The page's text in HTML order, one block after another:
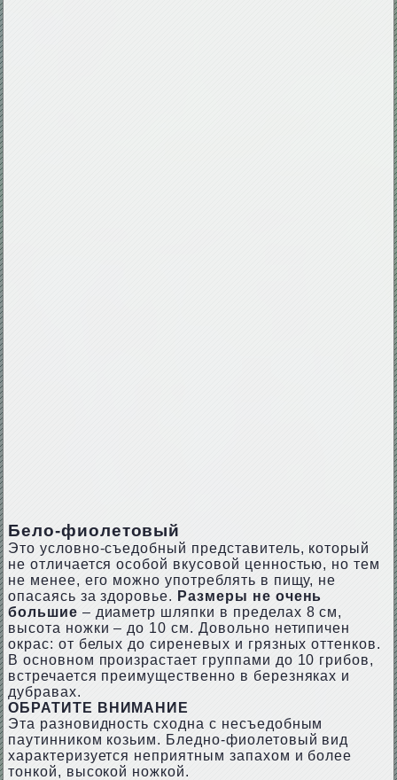
Бело-фиолетовый
Это условно-съедобный представитель, который
не отличается особой вкусовой ценностью, но тем
не менее, его можно употреблять в пищу, не
опасаясь за здоровье. Размеры не очень
большие – диаметр шляпки в пределах 8 см,
высота ножки – до 10 см. Довольно нетипичен
окрас: от белых до сиреневых и грязных оттенков.
В основном произрастает группами до 10 грибов,
встречается преимущественно в березняках и
дубравах.
ОБРАТИТЕ ВНИМАНИЕ
Эта разновидность сходна с несъедобным
паутинником козьим. Бледно-фиолетовый вид
характеризуется неприятным запахом и более
тонкой, высокой ножкой.